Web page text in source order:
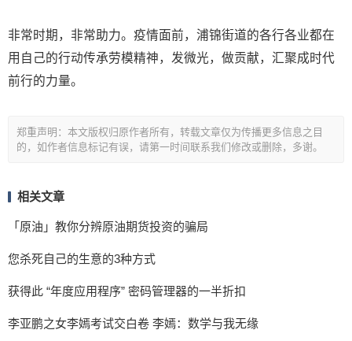
非常时期，非常助力。疫情面前，浦锦街道的各行各业都在
用自己的行动传承劳模精神，发微光，做贡献，汇聚成时代
前行的力量。
郑重声明：本文版权归原作者所有，转载文章仅为传播更多信息之目
的，如作者信息标记有误，请第一时间联系我们修改或删除，多谢。
相关文章
「原油」教你分辨原油期货投资的骗局
您杀死自己的生意的3种方式
获得此 “年度应用程序” 密码管理器的一半折扣
李亚鹏之女李嫣考试交白卷 李嫣：数学与我无缘